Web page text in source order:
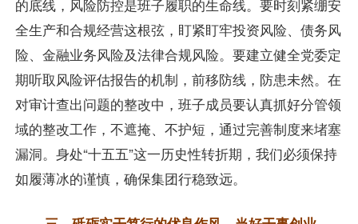
的底线，风险防控是班子履职的生命线。要时刻紧绷安
全生产和合规经营这根弦，盯紧盯牢投资风险、债务风
险、金融业务风险及法律合规风险。要建立健全党委定
期听取风险评估报告的机制，前移防线，防患未然。在
对审计查出问题的整改中，班子成员要认真抓好分管领
域的整改工作，不遮掩、不护短，通过完善制度来堵塞
漏洞。身处“十五五”这一历史性转折期，我们必须保持
如履薄冰的谨慎，确保集团行稳致远。